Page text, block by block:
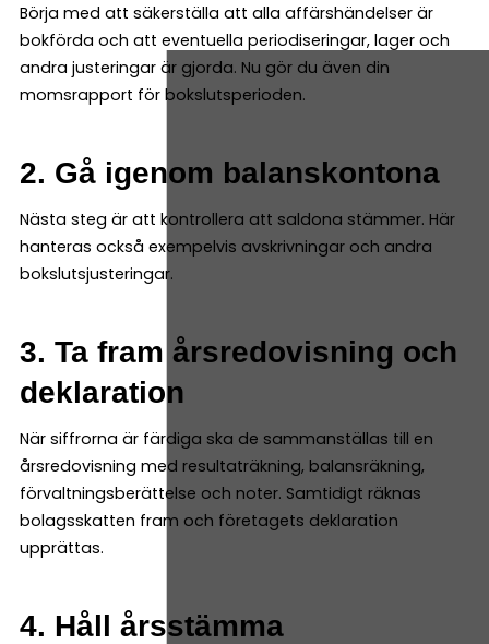
Börja med att säkerställa att alla affärshändelser är
bokförda och att eventuella periodiseringar, lager och
andra justeringar är gjorda. Nu gör du även din
momsrapport för bokslutsperioden.
2. Gå igenom balanskontona
Nästa steg är att kontrollera att saldona stämmer. Här
hanteras också exempelvis avskrivningar och andra
bokslutsjusteringar.
3. Ta fram årsredovisning och
deklaration
När siffrorna är färdiga ska de sammanställas till en
årsredovisning med resultaträkning, balansräkning,
förvaltningsberättelse och noter. Samtidigt räknas
bolagsskatten fram och företagets deklaration
upprättas.
4. Håll årsstämma